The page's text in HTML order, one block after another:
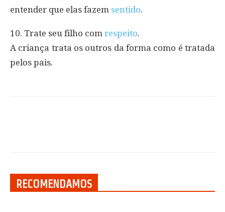
entender que elas fazem sentido.
10. Trate seu filho com respeito.
A criança trata os outros da forma como é tratada
pelos pais.
RECOMENDAMOS